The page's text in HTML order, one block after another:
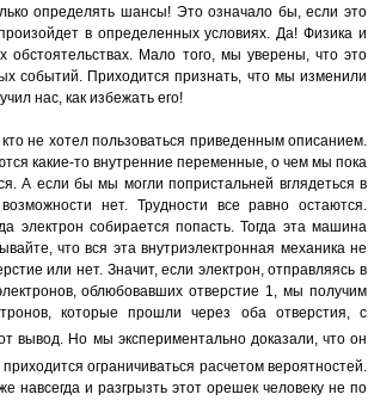
определять шансы! Это означало бы, если это
в определенных условиях. Да! Физика и
Мало того, мы уверены, что это
событий. Приходится признать, что мы изменили
нас, как избежать его!
не хотел пользоваться приведенным описанием.
какие-то внутренние переменные, о чем мы пока
А если бы мы могли попристальней вглядеться в
нет. Трудности все равно остаются.
электрон собирается попасть. Тогда эта машина
что вся эта внутриэлектронная механика не
или нет. Значит, если электрон, отправляясь в
облюбовавших отверстие 1, мы получим
которые прошли через оба отверстия, с
вывод. Но мы экспериментально доказали, что он
ограничиваться расчетом вероятностей.
и разгрызть этот орешек человеку не по